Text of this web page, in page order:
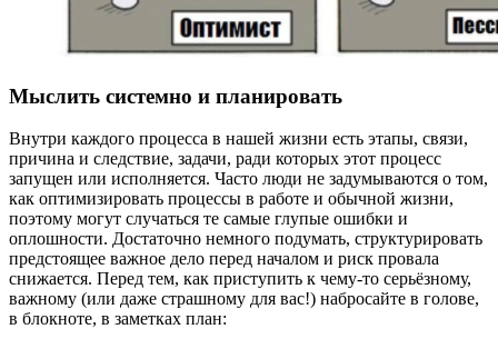
Мыслить системно и планировать
Внутри каждого процесса в нашей жизни есть этапы, связи,
причина и следствие, задачи, ради которых этот процесс
запущен или исполняется. Часто люди не задумываются о том,
как оптимизировать процессы в работе и обычной жизни,
поэтому могут случаться те самые глупые ошибки и
оплошности. Достаточно немного подумать, структурировать
предстоящее важное дело перед началом и риск провала
снижается. Перед тем, как приступить к чему-то серьёзному,
важному (или даже страшному для вас!) набросайте в голове,
в блокноте, в заметках план: